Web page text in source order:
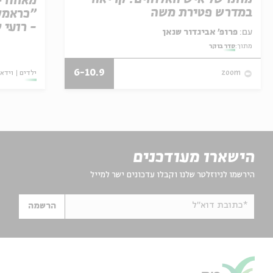
במדרש פטירת משה
עם:
מתוך:סדר בוקר
zoom
6-10.9
- רועי
ילדים
הישארו מעודכנים
הירשמו לניוזלטר שלנו וקבלו עדכונים ישר למייל
*כתובת דוא"ל הרשמה